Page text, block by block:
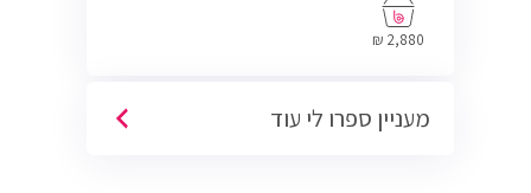
2,880 ₪
מעניין ספרו לי עוד